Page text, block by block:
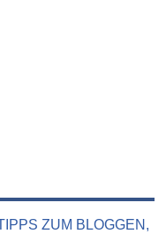
ZUM BLOGGEN,